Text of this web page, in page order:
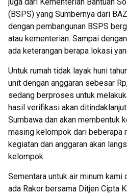
(BSPS) yang Sumbernya dari
dengan pembangunan BSPS
atau kementerian. Sampai
ada keterangan berapa lokasi
Untuk rumah tidak layak huni
unit dengan anggaran sebesar
sedang berproses untuk
hasil verifikasi akan
Sumbawa dan akan membentuk
masing kelompok dari beberapa
kegiatan dan anggaran akan
kelompok.
Sementara untuk air minum
ada Rakor bersama Ditjen Cipta